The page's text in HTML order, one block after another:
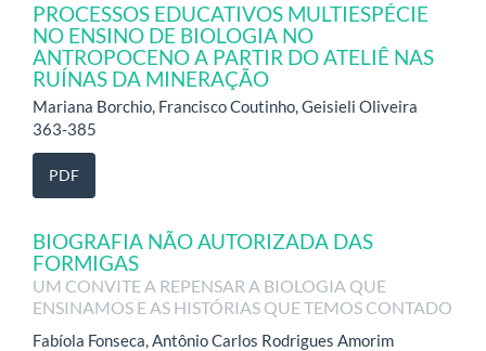
PROCESSOS EDUCATIVOS MULTIESPÉCIE
NO ENSINO DE BIOLOGIA NO
ANTROPOCENO A PARTIR DO ATELIÊ NAS
RUÍNAS DA MINERAÇÃO
Mariana Borchio, Francisco Coutinho, Geisieli Oliveira
363-385
PDF
BIOGRAFIA NÃO AUTORIZADA DAS
FORMIGAS
UM CONVITE A REPENSAR A BIOLOGIA QUE
ENSINAMOS E AS HISTÓRIAS QUE TEMOS CONTADO
Fabíola Fonseca, Antônio Carlos Rodrigues Amorim